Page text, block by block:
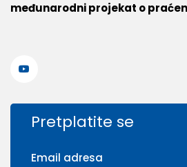
međunarodni projekat o
Pretplatite se